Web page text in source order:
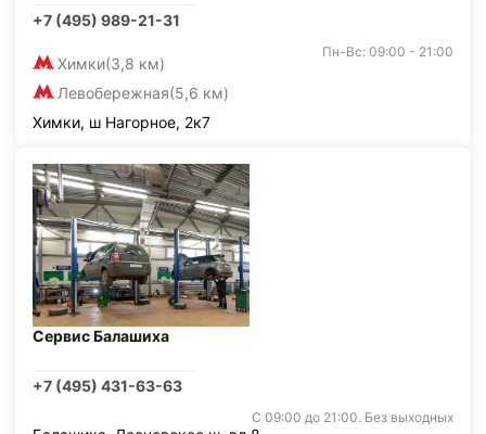
+7 (495) 989-21-31
Химки(3,8 км)
Левобережная(5,6 км)
Пн-Вс: 09:00 - 21:00
Химки, ш Нагорное, 2к7
Сервис Балашиха
+7 (495) 431-63-63
С 09:00 до 21:00. Без выходных